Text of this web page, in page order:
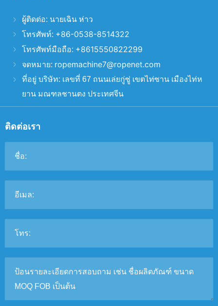
ผู้ติดต่อ: นายเฉิน ห่าว
โทรศัพท์: +86-0538-8514322
โทรศัพท์มือถือ: +8615550822299
จดหมาย: ropemachine7@ropenet.com
ที่อยู่ บริษัท: เลขที่ 67 ถนนเล่ยกู่ซู่ เขตไท่ซาน เมืองไท่ห
ยาน มณฑลชานตง ประเทศจีน
ติดต่อเรา